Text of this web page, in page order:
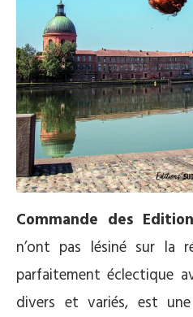
Commande des
n’ont pas lésiné sur la
parfaitement éclectique
divers et variés, est une